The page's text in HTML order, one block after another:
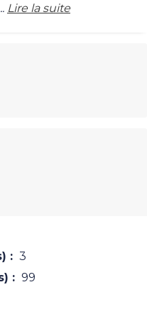
Lire la suite
: 3
: 99